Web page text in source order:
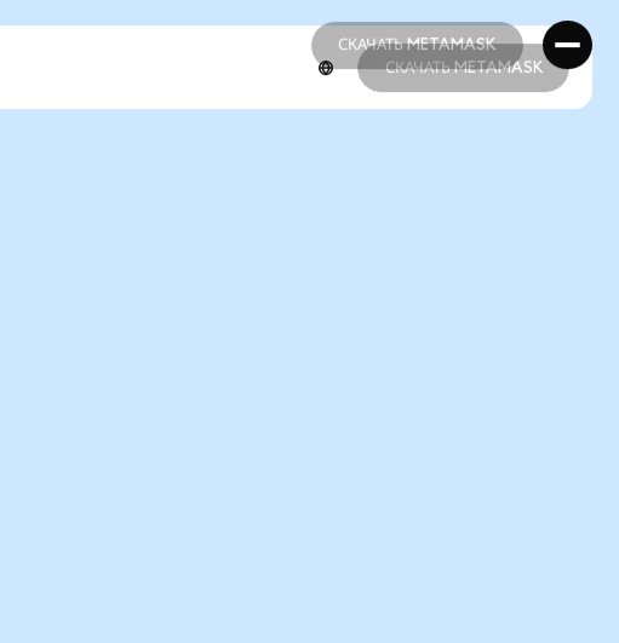
СКАЧАТЬ METAMASK
СКАЧАТЬ METAMASK
СКАЧАТЬ METAMASK